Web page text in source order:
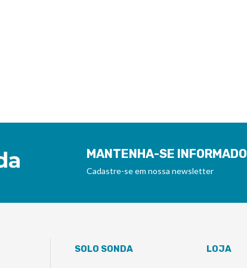
MANTENHA-SE INFORMADO
Cadastre-se em nossa newsletter
SOLO SONDA LOJA